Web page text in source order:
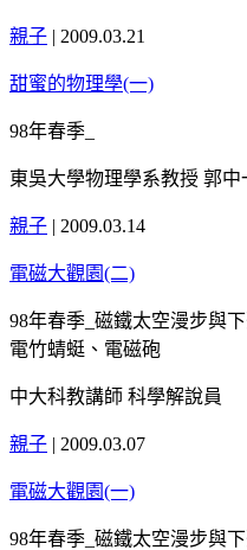
親子 | 2009.03.21
甜蜜的物理學(一)
98年春季_
東吳大學物理學系教授 郭中
親子 | 2009.03.14
電磁大觀園(二)
98年春季_磁鐵太空漫步與
電竹蜻蜓、電磁砲
中大科教講師 科學解說員
親子 | 2009.03.07
電磁大觀園(一)
98年春季_磁鐵太空漫步與